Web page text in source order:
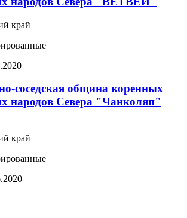
край
соседская община коренных
народов Севера "Чанколяп"
край